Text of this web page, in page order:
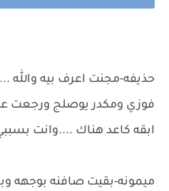
حذيفه-مجنت اعرف بيه
فوزي ومكدر يوصلج ورجعت
ابقه كاعد هناك ....وانت
ميمونه-بقيت صافنه بوجهه